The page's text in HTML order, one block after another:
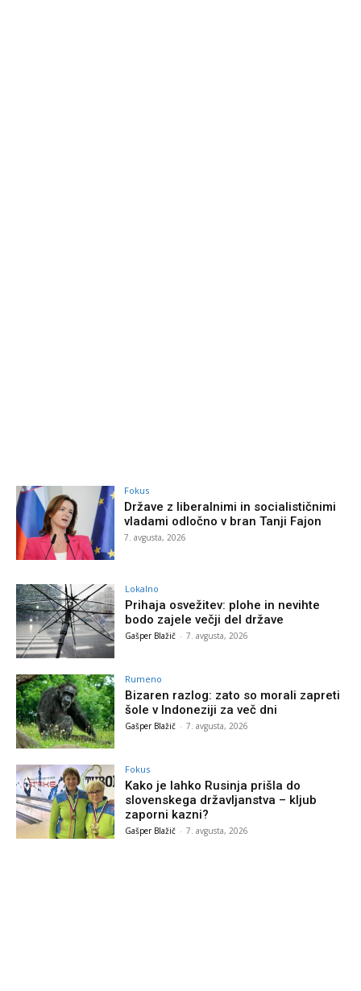
Fokus
Države z liberalnimi in socialističnimi
vladami odločno v bran Tanji Fajon
7. avgusta, 2026
Lokalno
Prihaja osvežitev: plohe in nevihte
bodo zajele večji del države
Gašper Blažič - 7. avgusta, 2026
Rumeno
Bizaren razlog: zato so morali zapreti
šole v Indoneziji za več dni
Gašper Blažič - 7. avgusta, 2026
Fokus
Kako je lahko Rusinja prišla do
slovenskega državljanstva – kljub
zaporni kazni?
Gašper Blažič - 7. avgusta, 2026